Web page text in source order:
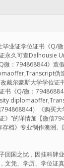
业证学位证书《Q/
永久可查Dalhousie
：794868844》造
伪
戴尔豪斯大学学位
《Q/微：
）《购买
》”的详情加【微信
档》专业制作澳洲
回国之忧，因挂科肄
凭、学历、学位证真